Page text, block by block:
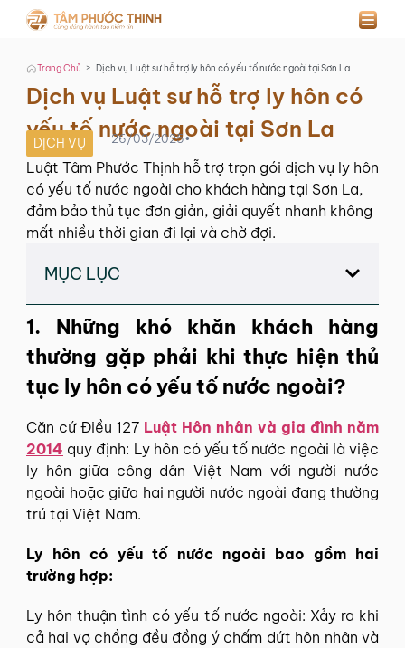
Trang Chủ > Dịch vụ Luật sư hỗ trợ ly hôn có yếu tố nước ngoài tại Sơn La
Dịch vụ Luật sư hỗ trợ ly hôn có
yếu tố nước ngoài tại Sơn La
DỊCH VỤ 26/03/2025•
Luật Tâm Phước Thịnh hỗ trợ trọn gói dịch vụ ly hôn
có yếu tố nước ngoài cho khách hàng tại Sơn La,
đảm bảo thủ tục đơn giản, giải quyết nhanh không
mất nhiều thời gian đi lại và chờ đợi.
MỤC LỤC
1. Những khó khăn khách hàng
thường gặp phải khi thực hiện thủ
tục ly hôn có yếu tố nước ngoài?
Căn cứ Điều 127 Luật Hôn nhân và gia đình năm
2014 quy định: Ly hôn có yếu tố nước ngoài là việc
ly hôn giữa công dân Việt Nam với người nước
ngoài hoặc giữa hai người nước ngoài đang thường
trú tại Việt Nam.
Ly hôn có yếu tố nước ngoài bao gồm hai
trường hợp:
Ly hôn thuận tình có yếu tố nước ngoài: Xảy ra khi
cả hai vợ chồng đều đồng ý chấm dứt hôn nhân và